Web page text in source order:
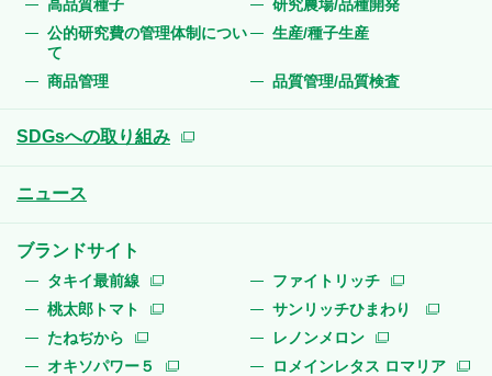
高品質種子
研究農場/品種開発
公的研究費の管理体制につい
て
生産/種子生産
商品管理 品質管理/品質検査
SDGsへの取り組み
ニュース
ブランドサイト
タキイ最前線
ファイトリッチ
桃太郎トマト
サンリッチひまわり
たねぢから
レノンメロン
オキソパワー５
ロメインレタス ロマリア